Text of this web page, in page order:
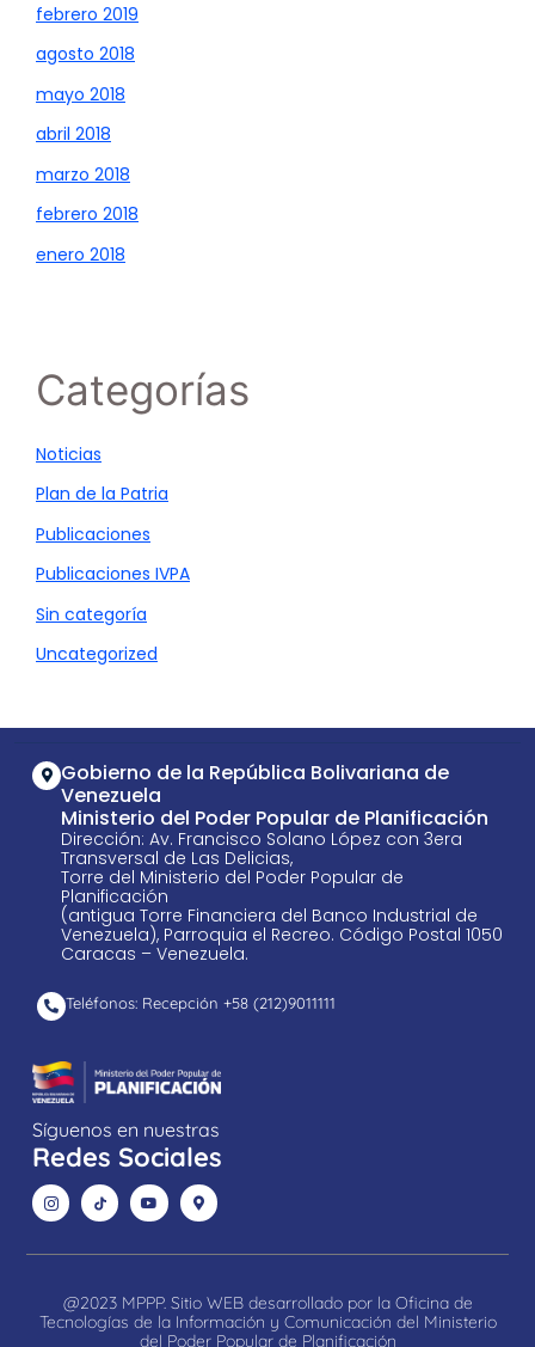
febrero 2019
agosto 2018
mayo 2018
abril 2018
marzo 2018
febrero 2018
enero 2018
Categorías
Noticias
Plan de la Patria
Publicaciones
Publicaciones IVPA
Sin categoría
Uncategorized
Gobierno de la República Bolivariana de
Venezuela
Ministerio del Poder Popular de Planificación
Dirección: Av. Francisco Solano López con 3era
Transversal de Las Delicias,
Torre del Ministerio del Poder Popular de
Planificación
(antigua Torre Financiera del Banco Industrial de
Venezuela), Parroquia el Recreo. Código Postal 1050
Caracas – Venezuela.
Teléfonos: Recepción +58 ​(212)9011111
Síguenos en nuestras
Redes Sociales
@2023 MPPP. Sitio WEB desarrollado por la Oficina de
Tecnologías de la Información y Comunicación del Ministerio
del Poder Popular de Planificación